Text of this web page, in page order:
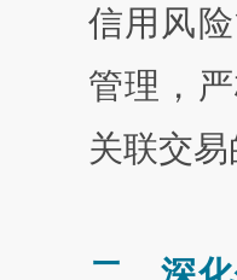
信用风
管理，
关联交